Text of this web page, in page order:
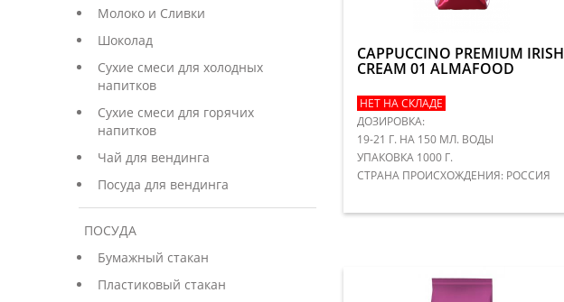
Молоко и Сливки
Шоколад
Сухие смеси для холодных
напитков
Сухие смеси для горячих
напитков
Чай для вендинга
Посуда для вендинга
ПОСУДА
Бумажный стакан
Пластиковый стакан
CAPPUCCINO PREMIUM IRISH
CREAM 01 ALMAFOOD
НЕТ НА СКЛАДЕ
ДОЗИРОВКА:
19-21 Г. НА 150 МЛ. ВОДЫ
УПАКОВКА 1000 Г.
СТРАНА ПРОИСХОЖДЕНИЯ: РОССИЯ